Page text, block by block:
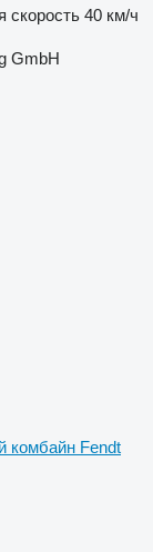
скорость 40 км/ч
GmbH
комбайн Fendt